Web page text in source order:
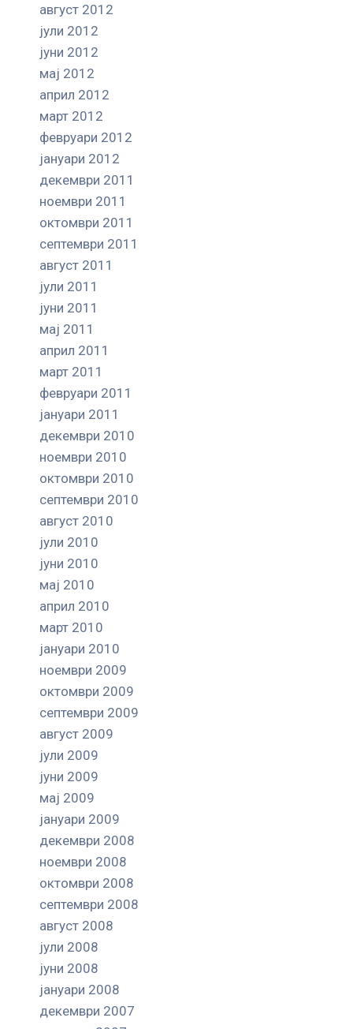
август 2012
јули 2012
јуни 2012
мај 2012
април 2012
март 2012
февруари 2012
јануари 2012
декември 2011
ноември 2011
октомври 2011
септември 2011
август 2011
јули 2011
јуни 2011
мај 2011
април 2011
март 2011
февруари 2011
јануари 2011
декември 2010
ноември 2010
октомври 2010
септември 2010
август 2010
јули 2010
јуни 2010
мај 2010
април 2010
март 2010
јануари 2010
ноември 2009
октомври 2009
септември 2009
август 2009
јули 2009
јуни 2009
мај 2009
јануари 2009
декември 2008
ноември 2008
октомври 2008
септември 2008
август 2008
јули 2008
јуни 2008
јануари 2008
декември 2007